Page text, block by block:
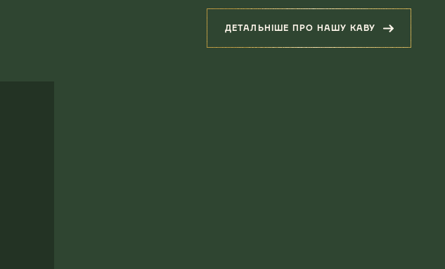
ДЕТАЛЬНІШЕ ПРО НАШУ КАВУ
(СУПУТНІ ПРОДУКТИ)